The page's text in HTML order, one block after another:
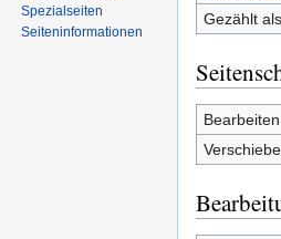
Gezählt
Bearbeiten
Spezialseiten
Seiten­informationen